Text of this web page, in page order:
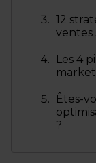
12
ventes
Les 4
Êtes-
?